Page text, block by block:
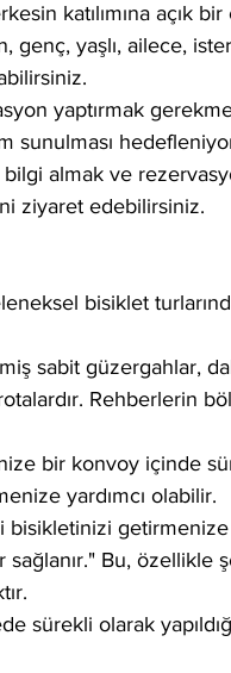
katılımına açık
genç, yaşlı, ailece,
yaptırmak
sunulması
almak ve
ziyaret edebilirsiniz.
bisiklet
sabit güzergahlar,
Rehberlerin
bir konvoy içinde
yardımcı olabilir.
bisikletinizi
sağlanır." Bu, özellikle
sürekli olarak